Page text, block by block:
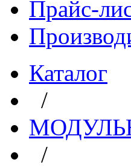
Прайс-
Каталог
/
/